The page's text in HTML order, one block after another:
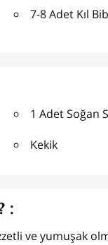
7-8 Adet Kıl
1 Adet Soğan
Kekik
:
ve yumuşak